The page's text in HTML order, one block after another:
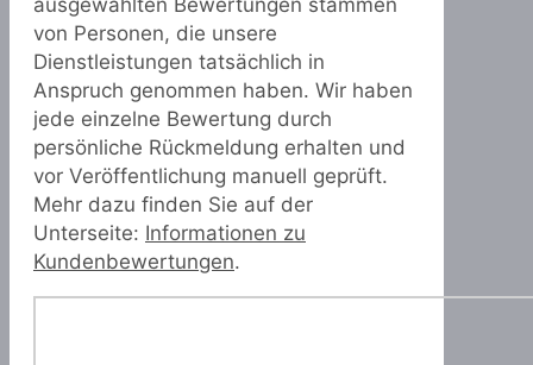
ausgewählten Bewertungen stammen
von Personen, die unsere
Dienstleistungen tatsächlich in
Anspruch genommen haben. Wir haben
jede einzelne Bewertung durch
persönliche Rückmeldung erhalten und
vor Veröffentlichung manuell geprüft.
Mehr dazu finden Sie auf der
Unterseite: Informationen zu
Kundenbewertungen.